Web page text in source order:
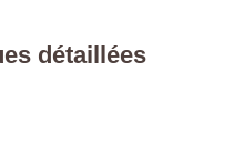
détaillées